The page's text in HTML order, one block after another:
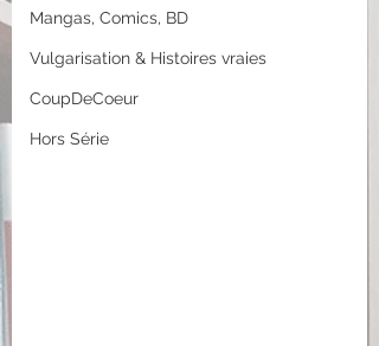
Mangas, Comics, BD
Vulgarisation & Histoires vraies
CoupDeCoeur
Hors Série